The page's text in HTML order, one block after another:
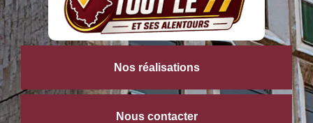
Nos réalisations
Nous contacter